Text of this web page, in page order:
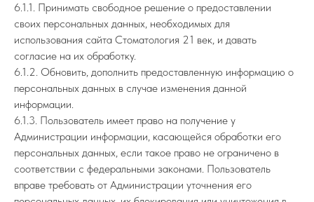
6.1.1. Принимать свободное решение о предоставлении
своих персональных данных, необходимых для
использования сайта Стоматология 21 век, и давать
согласие на их обработку.
6.1.2. Обновить, дополнить предоставленную информацию о
персональных данных в случае изменения данной
информации.
6.1.3. Пользователь имеет право на получение у
Администрации информации, касающейся обработки его
персональных данных, если такое право не ограничено в
соответствии с федеральными законами. Пользователь
вправе требовать от Администрации уточнения его